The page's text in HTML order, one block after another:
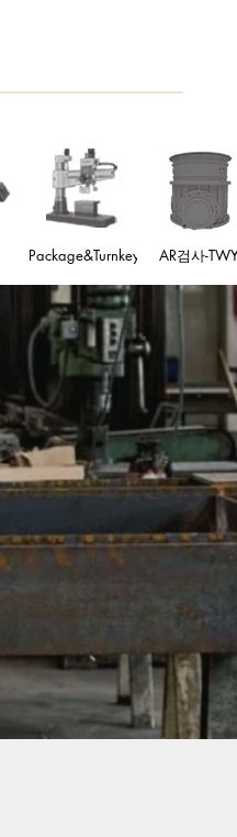
Package&Turnkey AR검사-